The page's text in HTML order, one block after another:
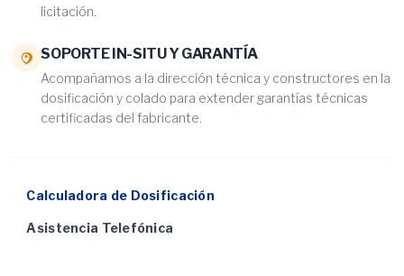
licitación.
SOPORTE IN-SITU Y GARANTÍA
Acompañamos a la dirección técnica y constructores en la
dosificación y colado para extender garantías técnicas
certificadas del fabricante.
Calculadora de Dosificación
Asistencia Telefónica